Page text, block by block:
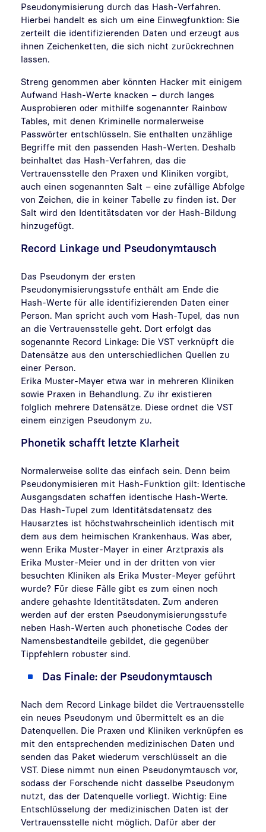
Pseudonymisierung durch das Hash-Verfahren.
Hierbei handelt es sich um eine Einwegfunktion: Sie
zerteilt die identifizierenden Daten und erzeugt aus
ihnen Zeichenketten, die sich nicht zurückrechnen
lassen.
Streng genommen aber könnten Hacker mit einigem
Aufwand Hash-Werte knacken – durch langes
Ausprobieren oder mithilfe sogenannter Rainbow
Tables, mit denen Kriminelle normalerweise
Passwörter entschlüsseln. Sie enthalten unzählige
Begriffe mit den passenden Hash-Werten. Deshalb
beinhaltet das Hash-Verfahren, das die
Vertrauensstelle den Praxen und Kliniken vorgibt,
auch einen sogenannten Salt – eine zufällige Abfolge
von Zeichen, die in keiner Tabelle zu finden ist. Der
Salt wird den Identitätsdaten vor der Hash-Bildung
hinzugefügt.
Record Linkage und Pseudonymtausch
Das Pseudonym der ersten
Pseudonymisierungsstufe enthält am Ende die
Hash-Werte für alle identifizierenden Daten einer
Person. Man spricht auch vom Hash-Tupel, das nun
an die Vertrauensstelle geht. Dort erfolgt das
sogenannte Record Linkage: Die VST verknüpft die
Datensätze aus den unterschiedlichen Quellen zu
einer Person.
Erika Muster-Mayer etwa war in mehreren Kliniken
sowie Praxen in Behandlung. Zu ihr existieren
folglich mehrere Datensätze. Diese ordnet die VST
einem einzigen Pseudonym zu.
Phonetik schafft letzte Klarheit
Normalerweise sollte das einfach sein. Denn beim
Pseudonymisieren mit Hash-Funktion gilt: Identische
Ausgangsdaten schaffen identische Hash-Werte.
Das Hash-Tupel zum Identitätsdatensatz des
Hausarztes ist höchstwahrscheinlich identisch mit
dem aus dem heimischen Krankenhaus. Was aber,
wenn Erika Muster-Mayer in einer Arztpraxis als
Erika Muster-Meier und in der dritten von vier
besuchten Kliniken als Erika Muster-Meyer geführt
wurde? Für diese Fälle gibt es zum einen noch
andere gehashte Identitätsdaten. Zum anderen
werden auf der ersten Pseudonymisierungsstufe
neben Hash-Werten auch phonetische Codes der
Namensbestandteile gebildet, die gegenüber
Tippfehlern robuster sind.
Das Finale: der Pseudonymtausch
Nach dem Record Linkage bildet die Vertrauensstelle
ein neues Pseudonym und übermittelt es an die
Datenquellen. Die Praxen und Kliniken verknüpfen es
mit den entsprechenden medizinischen Daten und
senden das Paket wiederum verschlüsselt an die
VST. Diese nimmt nun einen Pseudonymtausch vor,
sodass der Forschende nicht dasselbe Pseudonym
nutzt, das der Datenquelle vorliegt. Wichtig: Eine
Entschlüsselung der medizinischen Daten ist der
Vertrauensstelle nicht möglich. Dafür aber der